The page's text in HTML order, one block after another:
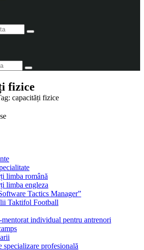
fizice
capacități fizice
limba română
limba engleza
Tactics Manager”
Taktifol Football
individual pentru antrenori
specializare profesională